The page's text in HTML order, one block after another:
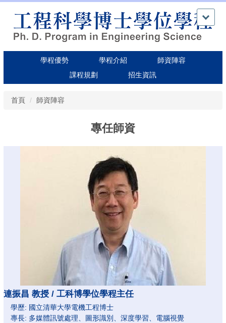
內
學程優勢 學程介紹
師資陣容
課程規劃
招生資訊
首頁 師資陣容
專任師資
連振昌 教授 / 工科博學位學程主任
學歷: 國立清華大學電機工程博士
專長: 多媒體訊號處理、圖形識別、深度學習、電腦視覺